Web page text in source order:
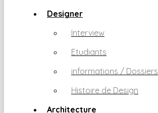
Designer
Interview
Etudiants
informations / Dossiers
Histoire de Design
Architecture